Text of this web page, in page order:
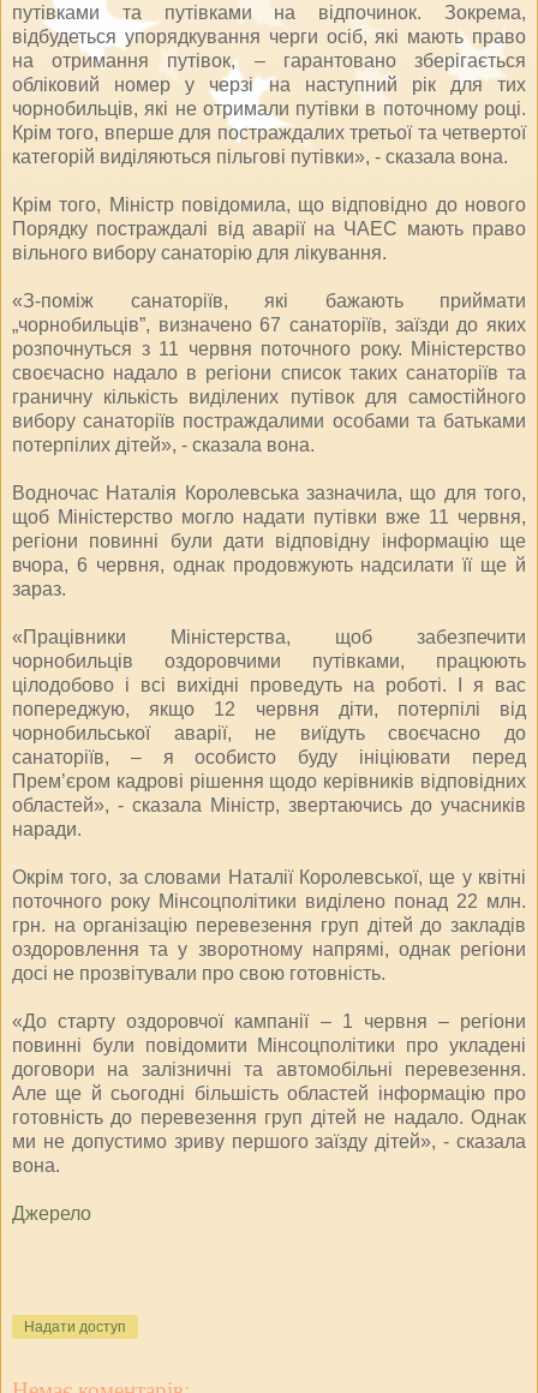
путівками та путівками на відпочинок. Зокрема,
відбудеться упорядкування черги осіб, які мають право
на отримання путівок, – гарантовано зберігається
обліковий номер у черзі на наступний рік для тих
чорнобильців, які не отримали путівки в поточному році.
Крім того, вперше для постраждалих третьої та четвертої
категорій виділяються пільгові путівки», - сказала вона.
Крім того, Міністр повідомила, що відповідно до нового
Порядку постраждалі від аварії на ЧАЕС мають право
вільного вибору санаторію для лікування.
«З-поміж санаторіїв, які бажають приймати
„чорнобильців”, визначено 67 санаторіїв, заїзди до яких
розпочнуться з 11 червня поточного року. Міністерство
своєчасно надало в регіони список таких санаторіїв та
граничну кількість виділених путівок для самостійного
вибору санаторіїв постраждалими особами та батьками
потерпілих дітей», - сказала вона.
Водночас Наталія Королевська зазначила, що для того,
щоб Міністерство могло надати путівки вже 11 червня,
регіони повинні були дати відповідну інформацію ще
вчора, 6 червня, однак продовжують надсилати її ще й
зараз.
«Працівники Міністерства, щоб забезпечити
чорнобильців оздоровчими путівками, працюють
цілодобово і всі вихідні проведуть на роботі. І я вас
попереджую, якщо 12 червня діти, потерпілі від
чорнобильської аварії, не виїдуть своєчасно до
санаторіїв, – я особисто буду ініціювати перед
Прем’єром кадрові рішення щодо керівників відповідних
областей», - сказала Міністр, звертаючись до учасників
наради.
Окрім того, за словами Наталії Королевської, ще у квітні
поточного року Мінсоцполітики виділено понад 22 млн.
грн. на організацію перевезення груп дітей до закладів
оздоровлення та у зворотному напрямі, однак регіони
досі не прозвітували про свою готовність.
«До старту оздоровчої кампанії – 1 червня – регіони
повинні були повідомити Мінсоцполітики про укладені
договори на залізничні та автомобільні перевезення.
Але ще й сьогодні більшість областей інформацію про
готовність до перевезення груп дітей не надало. Однак
ми не допустимо зриву першого заїзду дітей», - сказала
вона.
Джерело
Надати доступ